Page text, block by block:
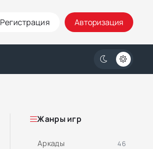
Регистрация Авторизация
Жанры игр
Аркады 46